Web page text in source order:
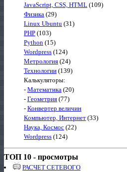
JavaScript, CSS, HTML (109)
Физика (29)
Linux Ubuntu (31)
PHP (103)
Python (15)
Wordpress (124)
Метрология (24)
Технологии (139)
Калькуляторы:
- Математика (20)
- Геометрия (77)
- Конвертер величин
Компьютер, Интернет (33)
Наука, Космос (22)
Wordpress (124)
ТОП 10 - просмотры
РАСЧЕТ СЕТЕВОГО